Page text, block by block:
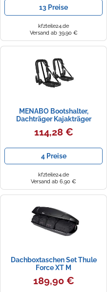
13 Preise
kfzteile24.de
Versand ab 39,90 €
MENABO Bootshalter,
Dachträger Kajakträger
Niagara 000041900000
114,28 €
4 Preise
kfzteile24.de
Versand ab 6,90 €
Dachboxtaschen Set Thule
Force XT M
189,90 €